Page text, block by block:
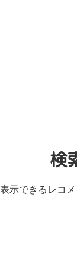
検
表示できるレコ